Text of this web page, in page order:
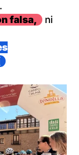
falsa,
ni